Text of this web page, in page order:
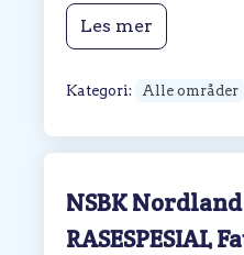
Les mer
Kategori: Alle områder
NSBK
RASESPESIAL